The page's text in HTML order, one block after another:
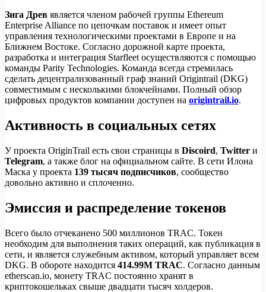
Зига Древ является членом рабочей группы Ethereum
Enterprise Alliance по цепочкам поставок и имеет опыт
управления технологическими проектами в Европе и на
Ближнем Востоке. Согласно дорожной карте проекта,
разработка и интеграция Starfleet осуществляются с помощью
команды Parity Technologies. Команда всегда стремилась
сделать децентрализованный граф знаний Origintrail (DKG)
совместимым с несколькими блокчейнами. Полный обзор
цифровых продуктов компании доступен на origintrail.io.
Активность в социальных сетях
У проекта OriginTrail есть свои страницы в Discoird, Twitter и
Telegram, а также блог на официальном сайте. В сети Илона
Маска у проекта 139 тысяч подписчиков, сообщество
довольно активно и сплоченно.
Эмиссия и распределение токенов
Всего было отчеканено 500 миллионов TRAC. Токен
необходим для выполнения таких операций, как публикация в
сети, и является служебным активом, который управляет всем
DKG. В обороте находится 414.99M TRAC. Согласно данным
etherscan.io, монету TRAC постоянно хранят в
криптокошельках свыше двадцати тысяч холдеров.